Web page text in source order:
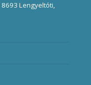
8693 Lengyeltóti,